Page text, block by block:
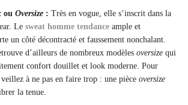
ou Oversize : Très en vogue, elle s’inscrit dans la
Le sweat homme tendance ample et
un côté décontracté et faussement nonchalant.
d’ailleurs de nombreux modèles oversize qui
confort douillet et look moderne. Pour
à ne pas en faire trop : une pièce oversize
la tenue.